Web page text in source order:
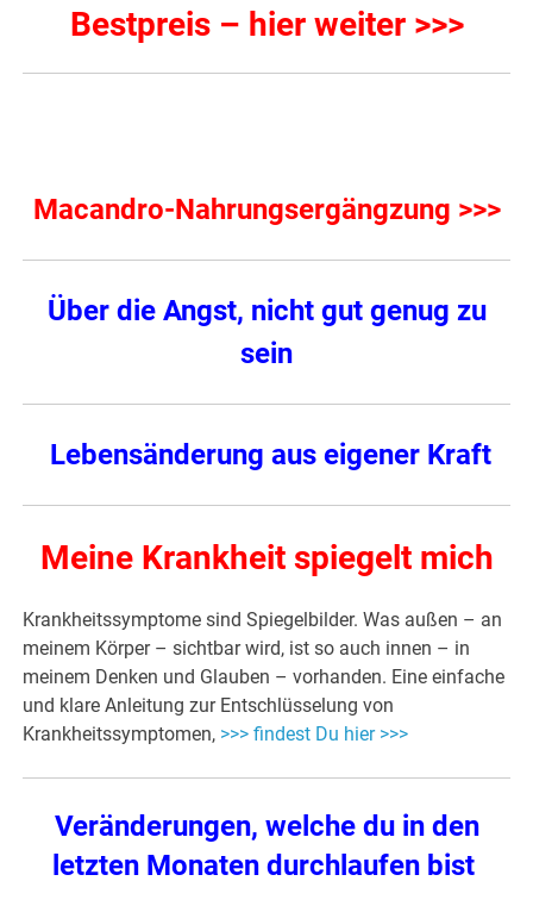
Bestpreis – hier weiter >>>
Macandro-Nahrungsergängzung >>>
Über die Angst, nicht gut genug zu
sein
Lebensänderung aus eigener Kraft
Meine Krankheit spiegelt mich
Krankheitssymptome sind Spiegelbilder. Was außen – an
meinem Körper – sichtbar wird, ist so auch innen – in
meinem Denken und Glauben – vorhanden. Eine einfache
und klare Anleitung zur Entschlüsselung von
Krankheitssymptomen, >>> findest Du hier >>>
Veränderungen, welche du in den
letzten Monaten durchlaufen bist